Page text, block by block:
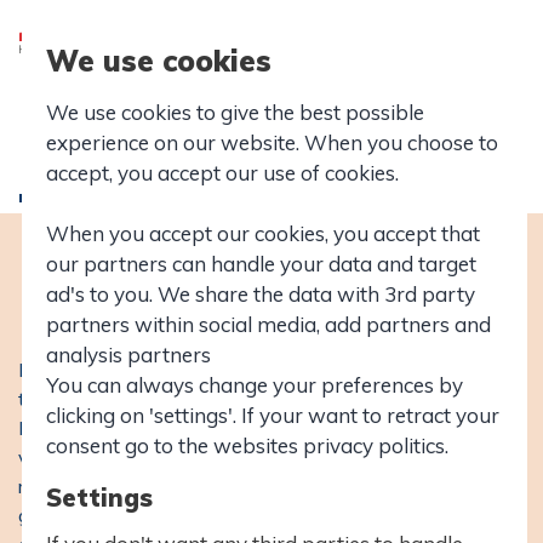
Talentudvikling
Hasseris Gymnasium har et tydeligt fokus på
talentudvikling. Det er der mindst tre væsentlige grunde til.
Først og fremmest har vi som samfund ikke råd til at lade
være, da globaliseringen kræver, at vi arbejder målrettet
med at højne det faglige niveau for at klare os i den
globale konkurrence. Det arbejde vil Hasseris Gymnasium
We use cookies
We use cookies to give the best possible
experience on our website. When you choose to
accept, you accept our use of cookies.
When you accept our cookies, you accept that
our partners can handle your data and target
ad's to you. We share the data with 3rd party
partners within social media, add partners and
analysis partners
You can always change your preferences by
clicking on 'settings'. If your want to retract your
consent go to the websites privacy politics.
Settings